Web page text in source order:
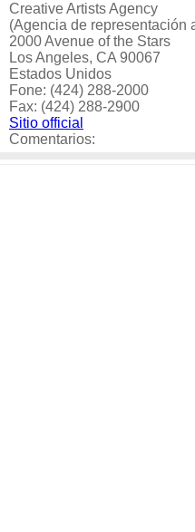
Creative Artists Agency
(Agencia de representación
2000 Avenue of the Stars
Los Angeles, CA 90067
Estados Unidos
Fone: (424) 288-2000
Fax: (424) 288-2900
Sitio official
Comentarios: